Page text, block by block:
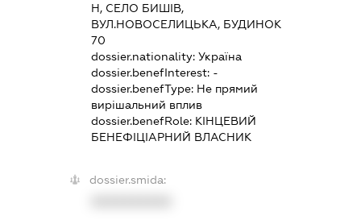
Н, СЕЛО БИШІВ,
ВУЛ.НОВОСЕЛИЦЬКА, БУДИНОК
70
dossier.nationality: Україна
dossier.benefInterest: -
dossier.benefType: Не прямий
вирішальний вплив
dossier.benefRole: КІНЦЕВИЙ
БЕНЕФІЦІАРНИЙ ВЛАСНИК
dossier.smida: